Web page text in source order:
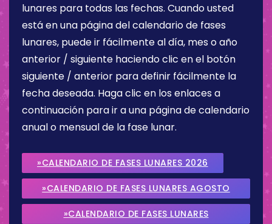
lunares para todas las fechas. Cuando usted
está en una página del calendario de fases
lunares, puede ir fácilmente al día, mes o año
anterior / siguiente haciendo clic en el botón
siguiente / anterior para definir fácilmente la
fecha deseada. Haga clic en los enlaces a
continuación para ir a una página de calendario
anual o mensual de la fase lunar.
»CALENDARIO DE FASES LUNARES 2026
»CALENDARIO DE FASES LUNARES AGOSTO
2026
»CALENDARIO DE FASES LUNARES